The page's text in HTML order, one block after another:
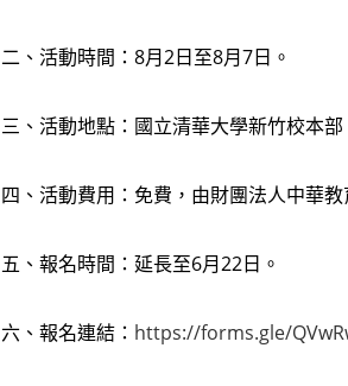
二、活動時間：8月2日至8月7日。
三、活動地點：國立清華大學新竹校本部
四、活動費用：免費，由財團法人中華
五、報名時間：延長至6月22日。
六、報名連結： https://forms.gle/